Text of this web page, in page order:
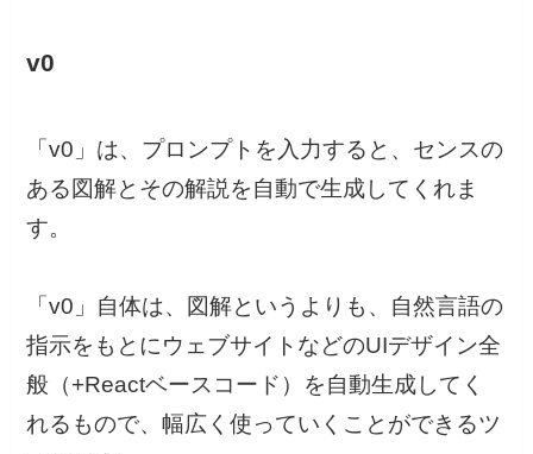
v0
「v0」は、プロンプトを入力すると、センスの
ある図解とその解説を自動で生成してくれま
す。
「v0」自体は、図解というよりも、自然言語の
指示をもとにウェブサイトなどのUIデザイン全
般（+Reactベースコード）を自動生成してく
れるもので、幅広く使っていくことができるツ